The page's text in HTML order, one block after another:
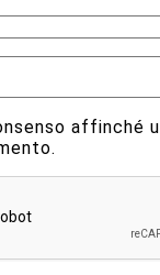
affinché